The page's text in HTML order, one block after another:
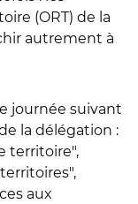
(ORT) de la
autrement à
journée suivant
la délégation :
territoire",
aux